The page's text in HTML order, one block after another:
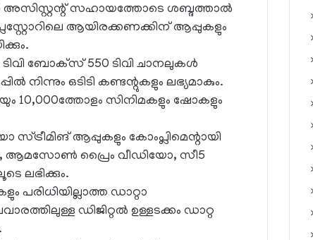
സഹായത്തോടെ ശബ്ദത്താല്‍
ആയിരക്കണക്കിന് ആപ്പുകളും
ബോക്‌സ് 550 ടിവി ചാനലുകള്‍
നിന്നും ഒടിടി കണ്ടന്റുകളും ലഭ്യമാകും.
10,000ത്തോളം സിനിമകളും ഷോകളും
ആപ്പുകളും കോംപ്ലിമെന്റായി
ആമസോണ്‍ പ്രൈം വീഡിയോ, സീ5
ലഭിക്കും.
ഡാറ്റാ
ഡിജിറ്റല്‍ ഉള്ളടക്കം ഡാറ്റ